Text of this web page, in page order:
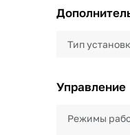
Тип
Управление
Режимы